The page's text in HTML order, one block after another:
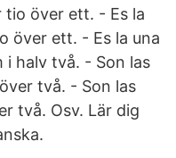
tio över ett. - Es la
över ett. - Es la una
halv två. - Son las
två. - Son las
två. Osv. Lär dig